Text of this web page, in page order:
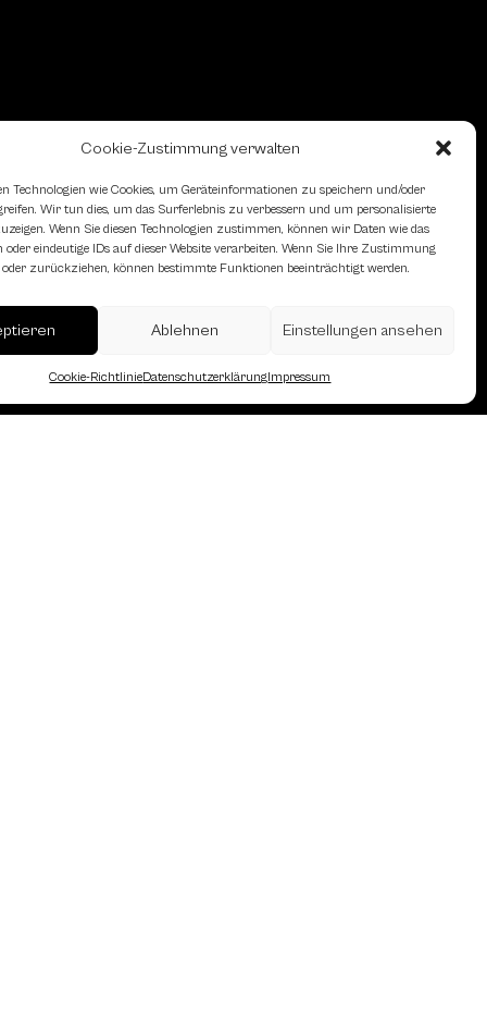
Cookie-Zustimmung verwalten
Technologien wie Cookies, um Geräteinformationen zu speichern und/oder
Wir tun dies, um das Surferlebnis zu verbessern und um personalisierte
Wenn Sie diesen Technologien zustimmen, können wir Daten wie das
oder eindeutige IDs auf dieser Website verarbeiten. Wenn Sie Ihre Zustimmung
zurückziehen, können bestimmte Funktionen beeinträchtigt werden.
Ablehnen Einstellungen ansehen
Cookie-RichtlinieDatenschutzerklärungImpressum
des Österreichischen